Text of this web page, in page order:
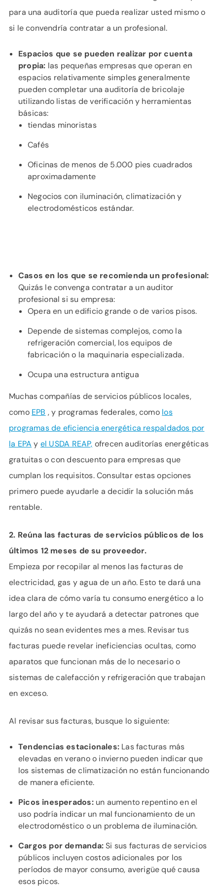
para una auditoría que pueda realizar usted mismo o
si le convendría contratar a un profesional.
Espacios que se pueden realizar por cuenta
propia: las pequeñas empresas que operan en
espacios relativamente simples generalmente
pueden completar una auditoría de bricolaje
utilizando listas de verificación y herramientas
básicas:
tiendas minoristas
Cafés
Oficinas de menos de 5.000 pies cuadrados
aproximadamente
Negocios con iluminación, climatización y
electrodomésticos estándar.
Casos en los que se recomienda un profesional:
Quizás le convenga contratar a un auditor
profesional si su empresa:
Opera en un edificio grande o de varios pisos.
Depende de sistemas complejos, como la
refrigeración comercial, los equipos de
fabricación o la maquinaria especializada.
Ocupa una estructura antigua
Muchas compañías de servicios públicos locales,
como EPB , y programas federales, como los
programas de eficiencia energética respaldados por
la EPA y el USDA REAP, ofrecen auditorías energéticas
gratuitas o con descuento para empresas que
cumplan los requisitos. Consultar estas opciones
primero puede ayudarle a decidir la solución más
rentable.
2. Reúna las facturas de servicios públicos de los
últimos 12 meses de su proveedor.
Empieza por recopilar al menos las facturas de
electricidad, gas y agua de un año. Esto te dará una
idea clara de cómo varía tu consumo energético a lo
largo del año y te ayudará a detectar patrones que
quizás no sean evidentes mes a mes. Revisar tus
facturas puede revelar ineficiencias ocultas, como
aparatos que funcionan más de lo necesario o
sistemas de calefacción y refrigeración que trabajan
en exceso.
Al revisar sus facturas, busque lo siguiente:
Tendencias estacionales: Las facturas más
elevadas en verano o invierno pueden indicar que
los sistemas de climatización no están funcionando
de manera eficiente.
Picos inesperados:un aumento repentino en el
uso podría indicar un mal funcionamiento de un
electrodoméstico o un problema de iluminación.
Cargos por demanda:Si sus facturas de servicios
públicos incluyen costos adicionales por los
períodos de mayor consumo, averigüe qué causa
esos picos.